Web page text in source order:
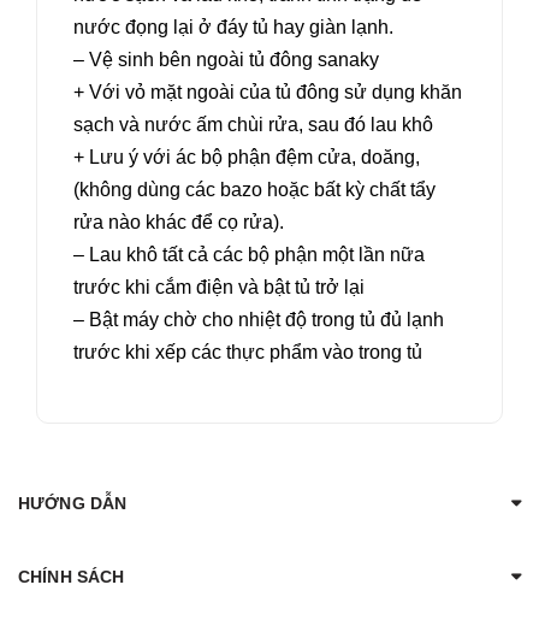
nước đọng lại ở đáy tủ hay giàn lạnh.
– Vệ sinh bên ngoài tủ đông sanaky
+ Với vỏ mặt ngoài của tủ đông sử dụng khăn
sạch và nước ấm chùi rửa, sau đó lau khô
+ Lưu ý với ác bộ phận đệm cửa, doăng,
(không dùng các bazo hoặc bất kỳ chất tẩy
rửa nào khác để cọ rửa).
– Lau khô tất cả các bộ phận một lần nữa
trước khi cắm điện và bật tủ trở lại
– Bật máy chờ cho nhiệt độ trong tủ đủ lạnh
trước khi xếp các thực phẩm vào trong tủ
HƯỚNG DẪN
CHÍNH SÁCH